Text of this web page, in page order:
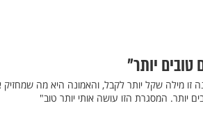
יותר"
מילה שקל יותר לקבל, והאמונה היא מה שמחזיק
יותר. המסגרת הזו עושה אותי יותר טוב"